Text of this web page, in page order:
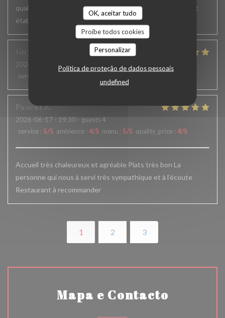
OK, aceitar tudo
Proíbe todos cookies
Personalizar
Política de proteção de dados pessoais
undefined
qualité des plats excellente.. Je recommande vivement cet
établissement et j’y reviens toujours avec le même plaisir
2026-06-19
- 12:30 - guests 2
service
PascalJ
2026-06-17 - 19:30 - guests 4
service : 5/5 ambience : 4/5 menu : 5/5 quality_price : 4/5
Accueil très chaleureux et agréable Plats très bon La
personne qui nous à servi très sympathique et à l’écoute
Restaurant à recommander
1 2 3
Mapa e Contacto